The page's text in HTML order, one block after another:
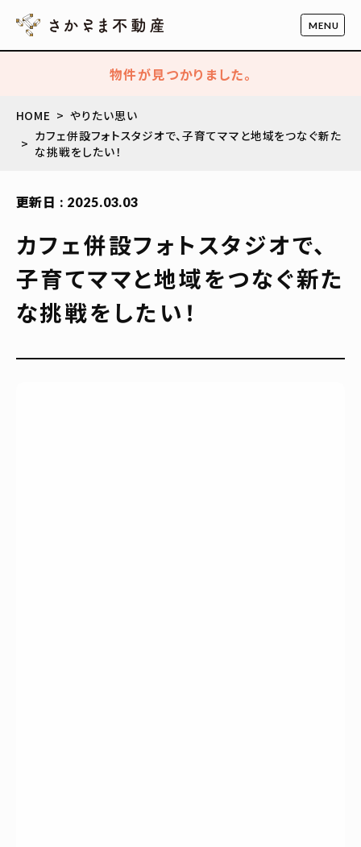
物件が見つかりました。
HOME
やりたい思い
カフェ併設フォトスタジオで、子育てママと地域をつなぐ新た
な挑戦をしたい！
更新日 : 2025.03.03
カフェ併設フォトスタジオで、
子育てママと地域をつなぐ新た
な挑戦をしたい！